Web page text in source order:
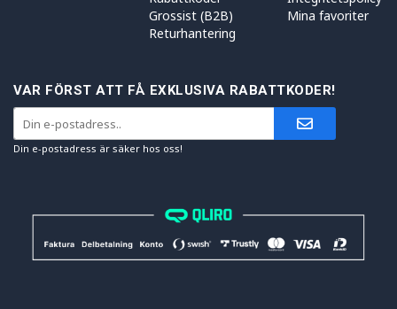
Grossist (B2B)
Returhantering
Mina favoriter
VAR FÖRST ATT FÅ EXKLUSIVA RABATTKODER!
Din e-postadress är säker hos oss!